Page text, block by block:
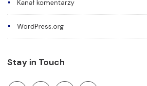
Kanał komentarzy
WordPress.org
Stay in Touch